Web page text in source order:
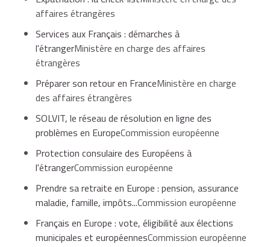
affaires étrangères
Services aux Français : démarches à
l'étrangerMinistère en charge des affaires
étrangères
Préparer son retour en FranceMinistère en charge
des affaires étrangères
SOLVIT, le réseau de résolution en ligne des
problèmes en EuropeCommission européenne
Protection consulaire des Européens à
l'étrangerCommission européenne
Prendre sa retraite en Europe : pension, assurance
maladie, famille, impôts...Commission européenne
Français en Europe : vote, éligibilité aux élections
municipales et européennesCommission européenne